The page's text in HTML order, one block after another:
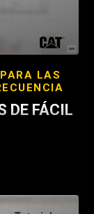
LAS
DE FÁCIL
pedir juntas